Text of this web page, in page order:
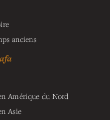
anciens
Amérique du Nord
Asie